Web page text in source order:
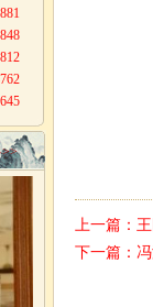
上一篇：
下一篇：